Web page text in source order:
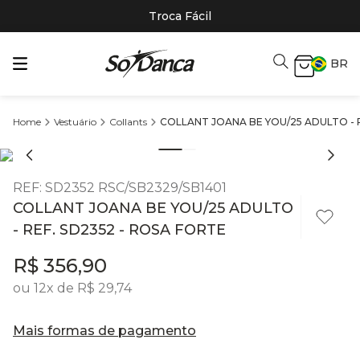
Troca Fácil
BR
Vestuário Collants COLLANT JOANA BE YOU/25 ADULTO -
REF: SD2352 RSC/SB2329/SB1401
COLLANT JOANA BE YOU/25 ADULTO
- REF. SD2352 - ROSA FORTE
R$ 356,90
ou 12x de R$ 29,74
Mais formas de pagamento